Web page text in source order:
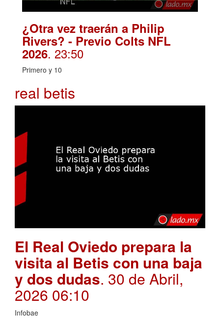
¿Otra vez traerán a Philip
Rivers? - Previo Colts NFL
2026. 23:50
Primero y 10
real betis
El Real Oviedo prepara la
visita al Betis con una baja
y dos dudas. 30 de Abril,
2026 06:10
Infobae